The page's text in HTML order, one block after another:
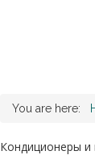
You are here:
Кондиционеры и